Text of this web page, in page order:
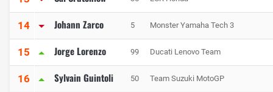
14 Johann Zarco 5 Monster Yamaha Tech 3
15 Jorge Lorenzo 99 Ducati Lenovo Team
16 Sylvain Guintoli 50 Team Suzuki MotoGP